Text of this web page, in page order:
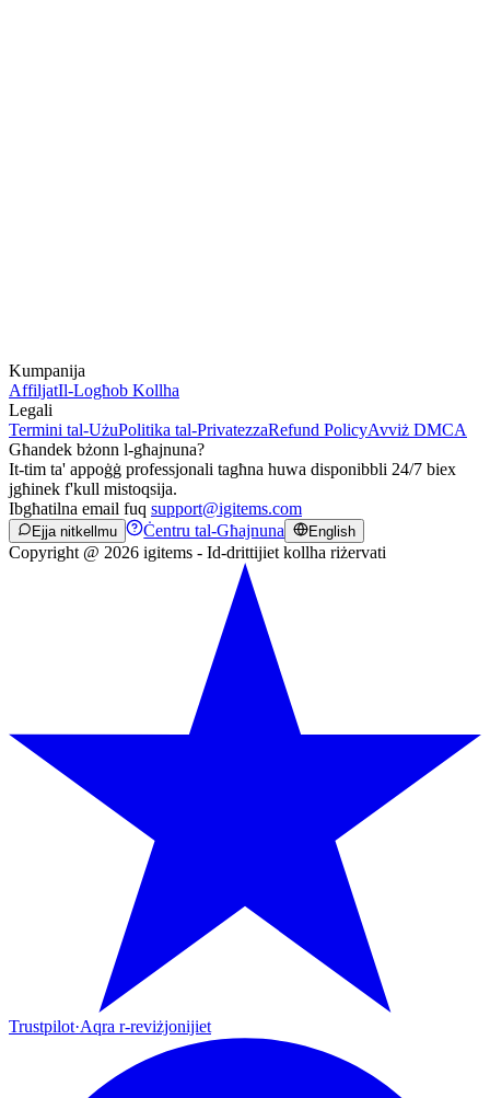
Kumpanija
AffiljatIl-Logħob Kollha
Legali
Termini tal-UżuPolitika tal-PrivatezzaRefund PolicyAvviż DMCA
Għandek bżonn l-għajnuna?
It-tim ta' appoġġ professjonali tagħna huwa disponibbli 24/7 biex
jgħinek f'kull mistoqsija.
Ibgħatilna email fuq support@igitems.com
Ejja nitkellmu Ċentru tal-Għajnuna English
Copyright @ 2026 igitems - Id-drittijiet kollha riżervati
Trustpilot·Aqra r-reviżjonijiet